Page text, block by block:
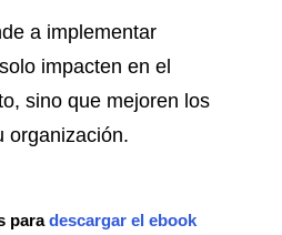
a implementar
impacten en el
sino que mejoren los
organización.
paradescargar el ebook